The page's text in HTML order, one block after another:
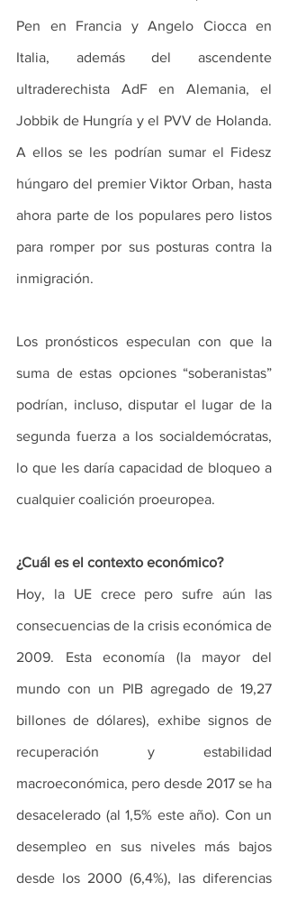
Pen en Francia y Angelo Ciocca en
Italia, además del ascendente
ultraderechista AdF en Alemania, el
Jobbik de Hungría y el PVV de Holanda.
A ellos se les podrían sumar el Fidesz
húngaro del premier Viktor Orban, hasta
ahora parte de los populares pero listos
para romper por sus posturas contra la
inmigración.
Los pronósticos especulan con que la
suma de estas opciones “soberanistas”
podrían, incluso, disputar el lugar de la
segunda fuerza a los socialdemócratas,
lo que les daría capacidad de bloqueo a
cualquier coalición proeuropea.
¿Cuál es el contexto económico?
Hoy, la UE crece pero sufre aún las
consecuencias de la crisis económica de
2009. Esta economía (la mayor del
mundo con un PIB agregado de 19,27
billones de dólares), exhibe signos de
recuperación y estabilidad
macroeconómica, pero desde 2017 se ha
desacelerado (al 1,5% este año). Con un
desempleo en sus niveles más bajos
desde los 2000 (6,4%), las diferencias